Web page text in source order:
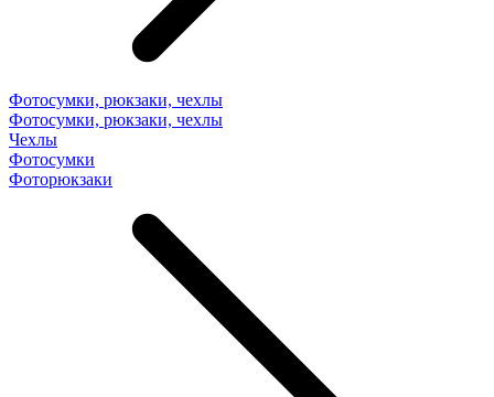
Фотосумки, рюкзаки, чехлы
Фотосумки, рюкзаки, чехлы
Чехлы
Фотосумки
Фоторюкзаки